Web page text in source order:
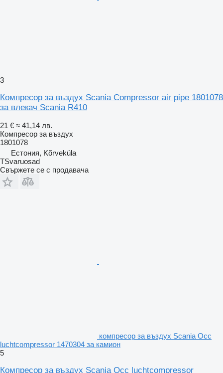
3
Компресор за въздух Scania Compressor air pipe 1801078
за влекач Scania R410
21 € ≈ 41,14 лв.
Компресор за въздух
1801078
Естония, Kõrveküla
TSvaruosad
Свържете се с продавача
компресор за въздух Scania Occ
luchtcompressor 1470304 за камион
5
Компресор за въздух Scania Occ luchtcompressor